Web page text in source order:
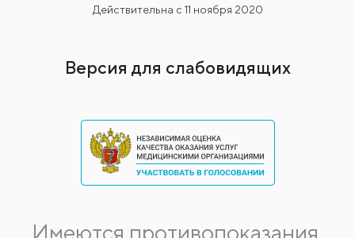
Действительна с 11 ноября 2020
Версия для слабовидящих
Имеются противопоказания.